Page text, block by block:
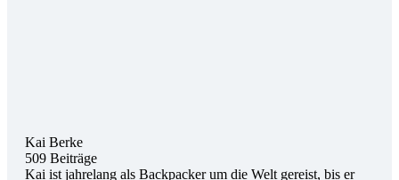
Kai Berke
509 Beiträge
Kai ist jahrelang als Backpacker um die Welt gereist, bis er